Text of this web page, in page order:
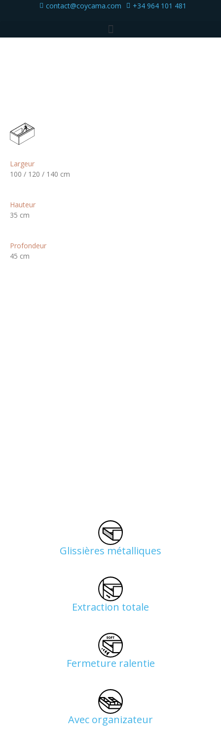
contact@coycama.com +34 964 101 481
Largeur
100 / 120 / 140 cm
Hauteur
35 cm
Profondeur
45 cm
Glissières métalliques
Extraction totale
Fermeture ralentie
Avec organizateur